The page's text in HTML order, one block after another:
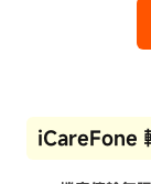
iCareFone